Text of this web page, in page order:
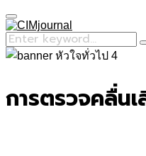
Primary
Menu
Search
for:
การตรวจคลื่น